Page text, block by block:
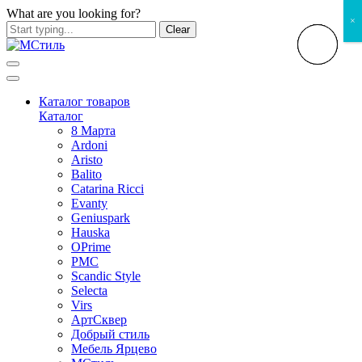
What are you looking for?
Clear
Каталог товаров
Каталог
8 Марта
Ardoni
Aristo
Balito
Catarina Ricci
Evanty
Geniuspark
Hauska
OPrime
PMC
Scandic Style
Selecta
Virs
АртСквер
Добрый стиль
Мебель Ярцево
×